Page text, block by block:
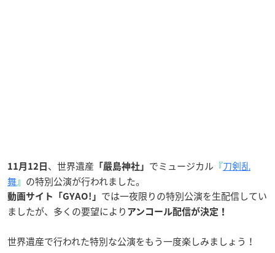
11月12日 、世界遺産 「嚴島神社」 でミュージカル 『刀剣乱
舞』 の特別公演が行われました。
動画サイト「GYAO!」 では一夜限りの特別公演を生配信してい
ましたが、多くの要望により アンコール配信が決定！
世界遺産で行われた特別な公演をもう一度楽しみましょう！